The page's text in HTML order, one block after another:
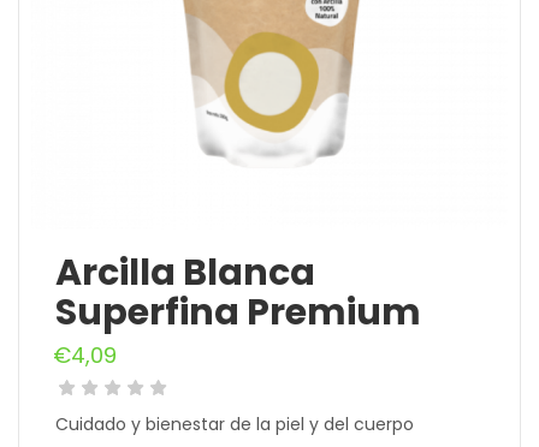
Arcilla Blanca
Superfina Premium
€4,09
Cuidado y bienestar de la piel y del cuerpo